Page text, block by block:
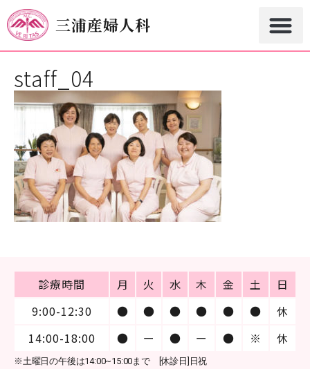
三浦産婦人科
staff_04
診療時間 月 火 水 木 金 土
日
9:00-12:30
● ● ● ● ● ●
休
14:00-18:00
● ー ● ー ● ※ 休
※土曜日の午後は14:00~15:00まで [休診日]日祝